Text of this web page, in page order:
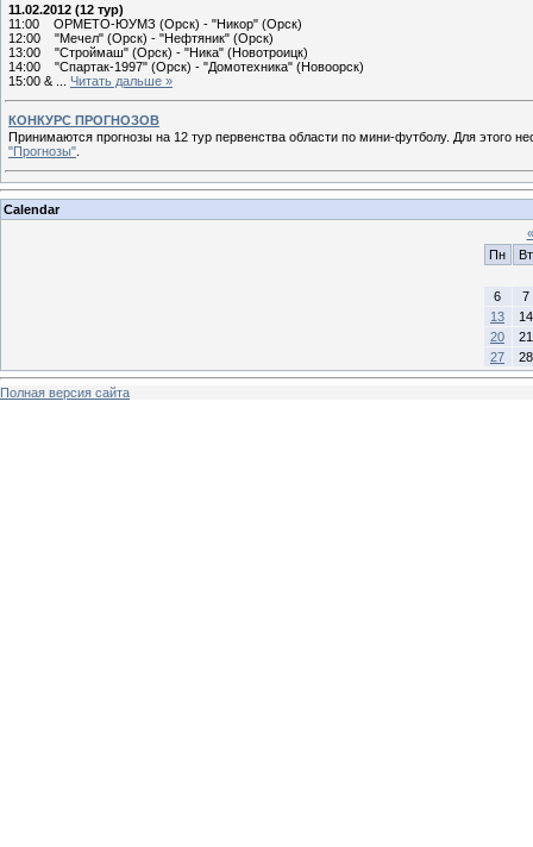
11.02.2012 (12 тур)
11:00 ОРМЕТО-ЮУМЗ (Орск) - "Никор" (Орск)
12:00 "Мечел" (Орск) - "Нефтяник" (Орск)
13:00 "Строймаш" (Орск) - "Ника" (Новотроицк)
14:00 "Спартак-1997" (Орск) - "Домотехника" (Новоорск)
15:00 &
Читать дальше »
КОНКУРС ПРОГНОЗОВ
Принимаются прогнозы на 12 тур первенства области по мини-футболу. Для этого
"Прогнозы"
Calendar
«
Пн
Вт
6
7
13
14
20
21
27
28
Полная версия сайта